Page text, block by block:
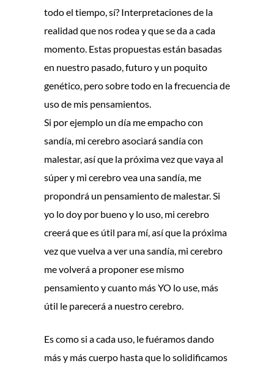
todo el tiempo, sí? Interpretaciones de la
realidad que nos rodea y que se da a cada
momento. Estas propuestas están basadas
en nuestro pasado, futuro y un poquito
genético, pero sobre todo en la frecuencia de
uso de mis pensamientos.
Si por ejemplo un día me empacho con
sandía, mi cerebro asociará sandía con
malestar, así que la próxima vez que vaya al
súper y mi cerebro vea una sandía, me
propondrá un pensamiento de malestar. Si
yo lo doy por bueno y lo uso, mi cerebro
creerá que es útil para mí, así que la próxima
vez que vuelva a ver una sandía, mi cerebro
me volverá a proponer ese mismo
pensamiento y cuanto más YO lo use, más
útil le parecerá a nuestro cerebro.
Es como si a cada uso, le fuéramos dando
más y más cuerpo hasta que lo solidificamos